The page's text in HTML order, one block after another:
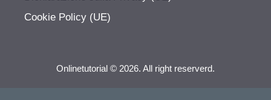
Cookie Policy (UE)
Onlinetutorial © 2026. All right reserverd.